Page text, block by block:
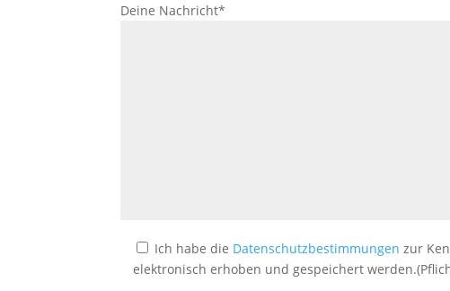
Deine Nachricht*
Ich habe die Datenschutzbestimmungen zur
elektronisch erhoben und gespeichert